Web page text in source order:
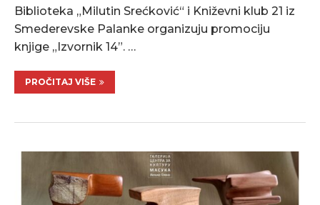
Biblioteka „Milutin Srećković“ i Kniževni klub 21 iz
Smederevske Palanke organizuju promociju
knjige „Izvornik 14”. …
PROČITAJ VIŠE